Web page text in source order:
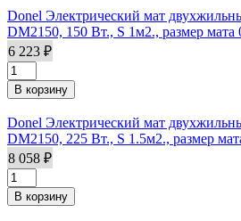
Donel Электрический мат
DM2150, 150 Вт., S 1м2., размер мата
6 223 ₽
Donel Электрический мат
DM2150, 225 Вт., S 1.5м2., размер
8 058 ₽